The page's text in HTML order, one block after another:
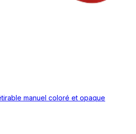
manuel coloré et opaque